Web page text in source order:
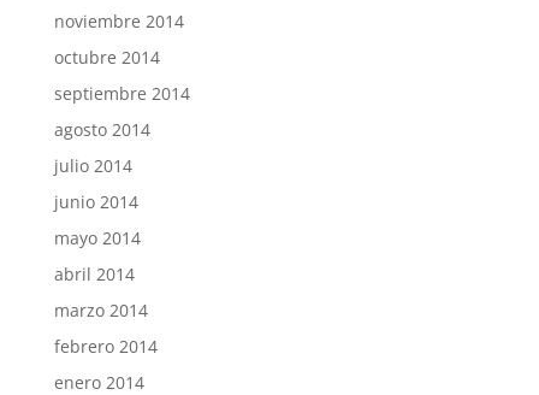
noviembre 2014
octubre 2014
septiembre 2014
agosto 2014
julio 2014
junio 2014
mayo 2014
abril 2014
marzo 2014
febrero 2014
enero 2014